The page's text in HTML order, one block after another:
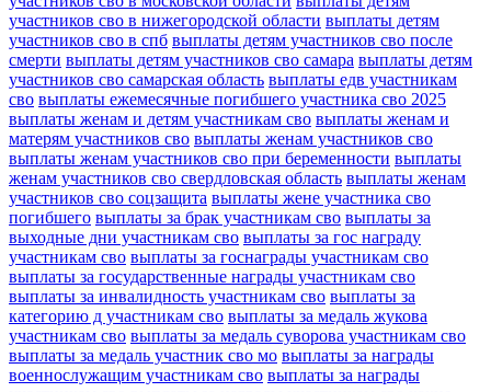
участников сво в нижегородской области выплаты детям
участников сво в спб выплаты детям участников сво после
смерти выплаты детям участников сво самара выплаты детям
участников сво самарская область выплаты едв участникам
сво выплаты ежемесячные погибшего участника сво 2025
выплаты женам и детям участникам сво выплаты женам и
матерям участников сво выплаты женам участников сво
выплаты женам участников сво при беременности выплаты
женам участников сво свердловская область выплаты женам
участников сво соцзащита выплаты жене участника сво
погибшего выплаты за брак участникам сво выплаты за
выходные дни участникам сво выплаты за гос награду
участникам сво выплаты за госнаграды участникам сво
выплаты за государственные награды участникам сво
выплаты за инвалидность участникам сво выплаты за
категорию д участникам сво выплаты за медаль жукова
участникам сво выплаты за медаль суворова участникам сво
выплаты за медаль участник сво мо выплаты за награды
военнослужащим участникам сво выплаты за награды